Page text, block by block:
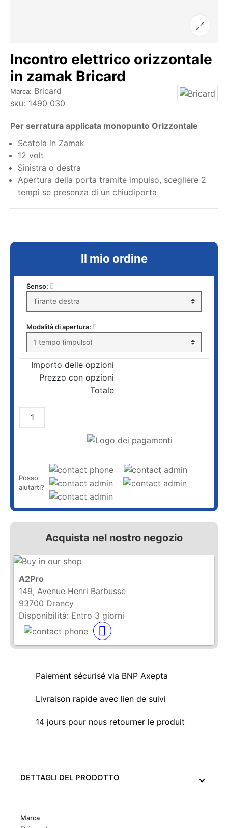
Incontro elettrico orizzontale
in zamak Bricard
Marca: Bricard
SKU: 1490 030
Per serratura applicata monopunto Orizzontale
Scatola in Zamak
12 volt
Sinistra o destra
Apertura della porta tramite impulso, scegliere 2
tempi se presenza di un chiudiporta
Il mio ordine
Senso:
Modalità di apertura:
Importo delle opzioni
Prezzo con opzioni
Totale
Posso
aiutarti?
Acquista nel nostro negozio
A2Pro
149, Avenue Henri Barbusse
93700 Drancy
Disponibilità: Entro 3 giorni
Paiement sécurisé via BNP Axepta
Livraison rapide avec lien de suivi
14 jours pour nous retourner le produit
DETTAGLI DEL PRODOTTO
Marca